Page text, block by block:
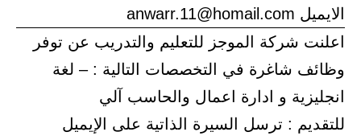
الايميل anwarr.11@homail.com
اعلنت شركة الموجز للتعليم والتدريب عن توفر
وظائف شاغرة في التخصصات التالية : – لغة
انجليزية و ادارة اعمال والحاسب آلي
للتقديم : ترسل السيرة الذاتية على الإيميل